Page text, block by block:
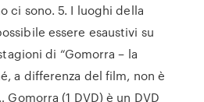
ci sono. 5. I luoghi della
essere esaustivi su
di “Gomorra – la
a differenza del film, non è
(1 DVD) è un DVD